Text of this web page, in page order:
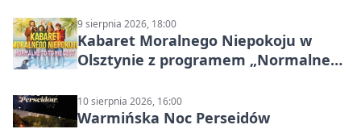
9 sierpnia 2026, 18:00
Kabaret Moralnego Niepokoju w
Olsztynie z programem „Normalne
10 sierpnia 2026, 16:00
Warmińska Noc Perseidów